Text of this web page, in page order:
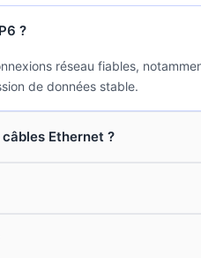
?
réseau fiables,
de données stable.
Ethernet ?